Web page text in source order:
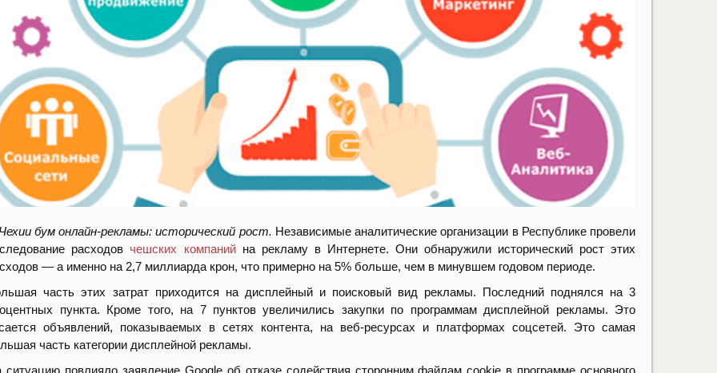
бум онлайн-рекламы: исторический рост. Независимые аналитические организации в Республике провели
расходов чешских компанийна рекламу в Интернете. Они обнаружили исторический рост этих
—а именно на 2,7 миллиарда крон, что примерно на 5% больше, чем в минувшем годовом периоде.
часть этих затрат приходится на дисплейный и поисковый вид рекламы. Последний поднялся на 3
пункта. Кроме того, на 7 пунктов увеличились закупки по программам дисплейной рекламы. Это
объявлений, показываемых в сетях контента, на веб-ресурсах и платформах соцсетей. Это самая
часть категории дисплейной рекламы.
ситуацию повлияло заявление Google об отказе содействия сторонним файлам cookie в программе основного